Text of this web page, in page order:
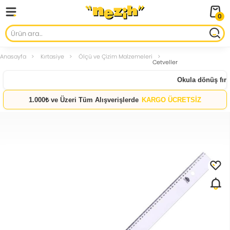
0
Anasayfa Kırtasiye Ölçü ve Çizim Malzemeleri
Cetveller
Okula dönüş
1.000₺ ve Üzeri Tüm Alışverişlerde KARGO ÜCRETSİZ